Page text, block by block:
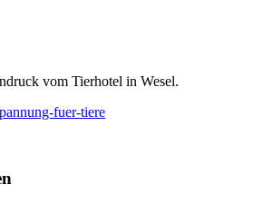
vom Tierhotel in Wesel.